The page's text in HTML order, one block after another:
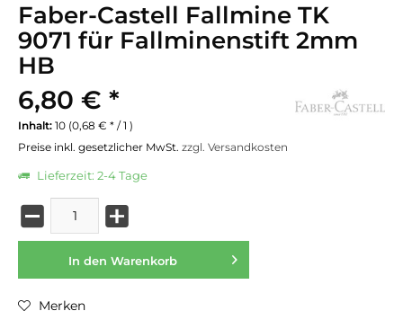
Faber-Castell Fallmine TK
9071 für Fallminenstift 2mm
HB
6,80 € *
Inhalt: 10 (0,68 € * / 1 )
Preise inkl. gesetzlicher MwSt. zzgl. Versandkosten
Lieferzeit: 2-4 Tage
In den Warenkorb
Merken